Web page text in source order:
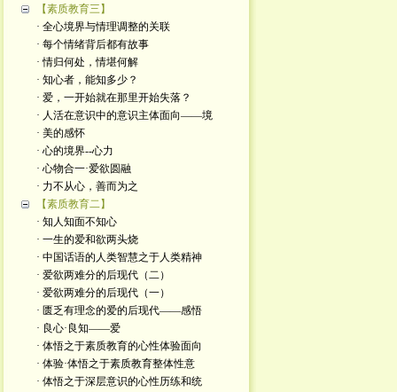
【素质教育三】
· 全心境界与情理调整的关联
· 每个情绪背后都有故事
· 情归何处，情堪何解
· 知心者，能知多少？
· 爱，一开始就在那里开始失落？
· 人活在意识中的意识主体面向——境
· 美的感怀
· 心的境界--心力
· 心物合一·爱欲圆融
· 力不从心，善而为之
【素质教育二】
· 知人知面不知心
· 一生的爱和欲两头烧
· 中国话语的人类智慧之于人类精神
· 爱欲两难分的后现代（二）
· 爱欲两难分的后现代（一）
· 匮乏有理念的爱的后现代——感悟
· 良心·良知——爱
· 体悟之于素质教育的心性体验面向
· 体验·体悟之于素质教育整体性意
· 体悟之于深层意识的心性历练和统